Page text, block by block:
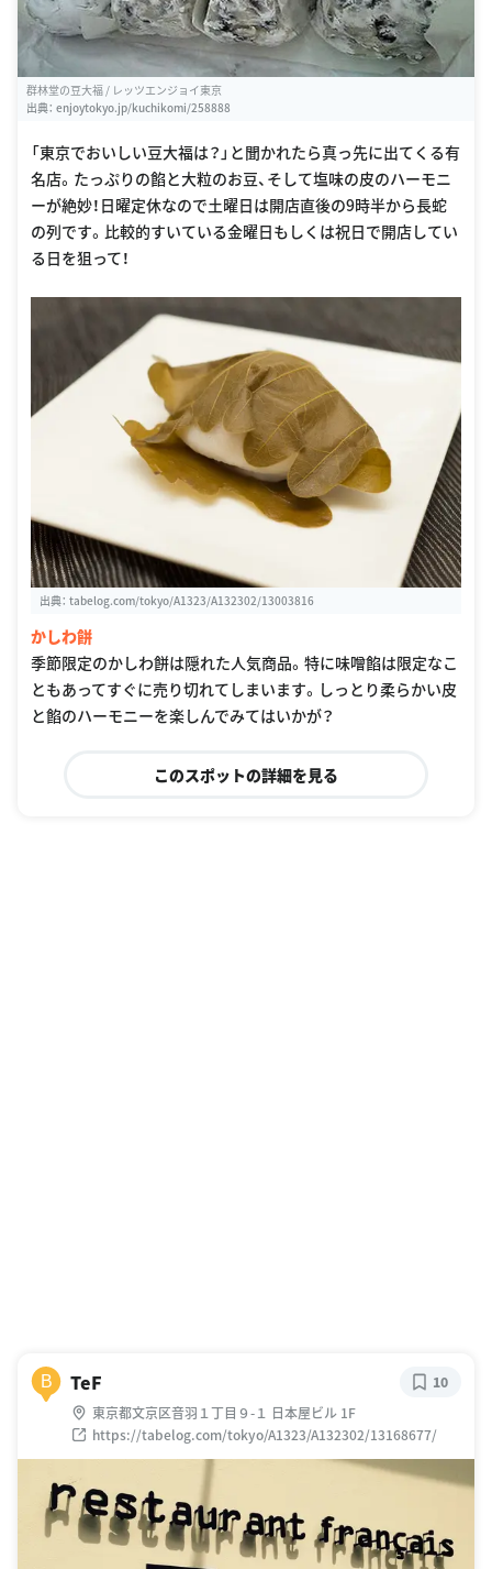
群林堂の豆大福 / レッツエンジョイ東京
出典： enjoytokyo.jp/kuchikomi/258888
「東京でおいしい豆大福は？」と聞かれたら真っ先に出てくる有
名店。たっぷりの餡と大粒のお豆、そして塩味の皮のハーモニ
ーが絶妙！日曜定休なので土曜日は開店直後の9時半から長蛇
の列です。比較的すいている金曜日もしくは祝日で開店してい
る日を狙って！
出典： tabelog.com/tokyo/A1323/A132302/13003816
かしわ餅
季節限定のかしわ餅は隠れた人気商品。特に味噌餡は限定なこ
ともあってすぐに売り切れてしまいます。しっとり柔らかい皮
と餡のハーモニーを楽しんでみてはいかが？
このスポットの詳細を見る
B TeF
東京都文京区音羽１丁目９-１ 日本屋ビル 1F
https://tabelog.com/tokyo/A1323/A132302/13168677/
10